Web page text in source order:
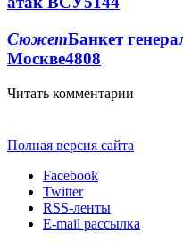
СюжетБанкет
Москве4808
Читать комментарии
Полная версия сайта
Facebook
Twitter
RSS-ленты
E-mail рассылка